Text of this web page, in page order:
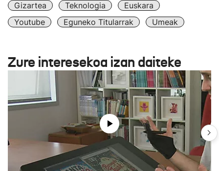
Gizartea Teknologia
Euskara
Youtube
Eguneko Titularrak Umeak
Zure interesekoa izan daiteke